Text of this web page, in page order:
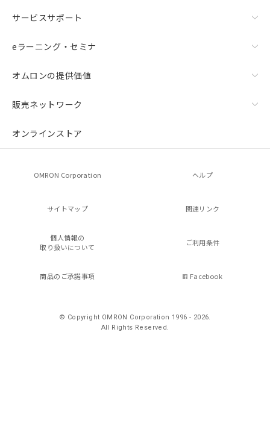
サービスサポート
eラーニング・セミナ
オムロンの提供価値
販売ネットワーク
オンラインストア
OMRON Corporation ヘルプ
サイトマップ 関連リンク
個人情報の
取り扱いについて
ご利用条件
商品のご承諾事項 Facebook
© Copyright OMRON Corporation 1996 - 2026.
All Rights Reserved.